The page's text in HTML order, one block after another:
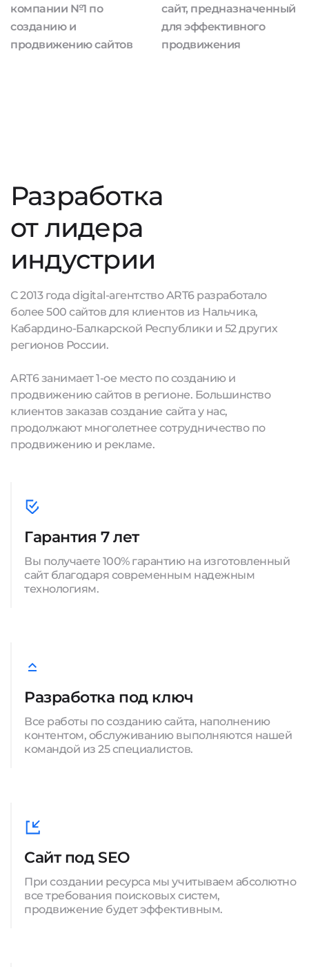
компании №1 по
созданию и
продвижению сайтов
сайт, предназначенный
для эффективного
продвижения
Разработка
от лидера
индустрии
С 2013 года digital-агентство ART6 разработало
более 500 сайтов для клиентов из Нальчика,
Кабардино-Балкарской Республики и 52 других
регионов России.
ART6 занимает 1-ое место по созданию и
продвижению сайтов в регионе. Большинство
клиентов заказав создание сайта у нас,
продолжают многолетнее сотрудничество по
продвижению и рекламе.
Гарантия 7 лет
Вы получаете 100% гарантию на изготовленный
сайт благодаря современным надежным
технологиям.
Разработка под ключ
Все работы по созданию сайта, наполнению
контентом, обслуживанию выполняются нашей
командой из 25 специалистов.
Сайт под SEO
При создании ресурса мы учитываем абсолютно
все требования поисковых систем,
продвижение будет эффективным.